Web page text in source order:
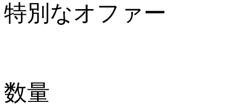
特別なオファー
数量